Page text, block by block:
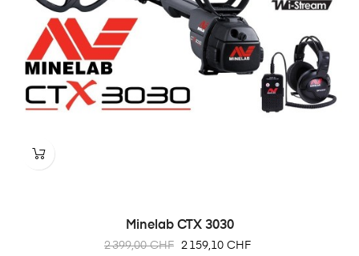
Minelab CTX 3030
Prix
2 399,00 CHF Prix
2 159,10 CHF